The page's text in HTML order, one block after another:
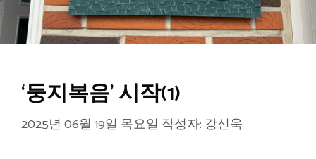
‘둥지복음’ 시작(1)
2025년 06월 19일 목요일 작성자: 강신욱